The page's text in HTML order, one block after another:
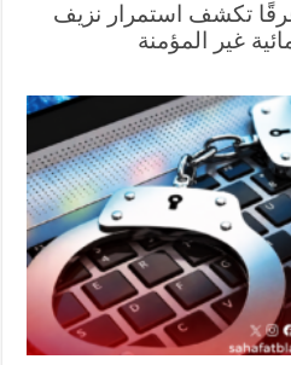
غرقًا تكشف استمرار نزيف
المؤمنة